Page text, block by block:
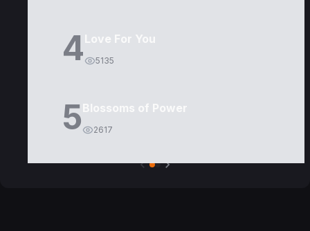
4Love For You
5135
5Blossoms of Power
2617